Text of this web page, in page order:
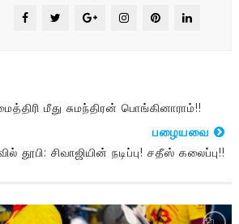
மீது சுமந்திரன் பொங்கினாராம்!!
பழையவை
தூபி: சிவாஜியின் நடிப்பு! சதீஸ் கலைப்பு!!